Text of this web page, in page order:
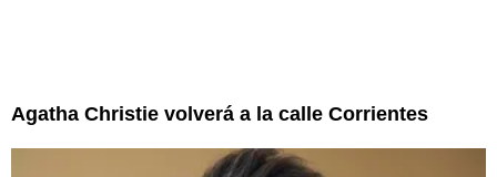
Agatha Christie volverá a la calle Corrientes